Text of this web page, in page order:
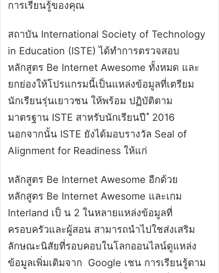
การเรียนรู้ของคุณ
สถาบัน International Society of Technology
in Education (ISTE) ได้ทําการตรวจสอบ
หลักสูตร Be Internet Awesome ทั้งหมด และ
ยกย่องให้โปรแกรมนี้เป็นแหล่งข้อมูลที่เตรียม
นักเรียนรุ่นเยาวชน ให้พร้อม ปฏิบัติตาม
มาตรฐาน ISTE สาหรับนักเรียนปี ํ 2016
นอกจากนั้น ISTE ยังได้มอบรางวัล Seal of
Alignment for Readiness ให้แก่
หลักสูตร Be Internet Awesome อีกด้วย
หลักสูตร Be Internet Awesome และเกม
Interland เป็ น 2 ในหลายแหล่งข้อมูลที่
ครอบครัวและผู้สอน สามารถนําไปใชส่งเสริม
ลักษณะนิสัยที่รอบคอบในโลกออนไลน์ดูแหล่ง
ข้อมูลเพิ่มเติมจาก Google เชน การเรียนรู้ตาม